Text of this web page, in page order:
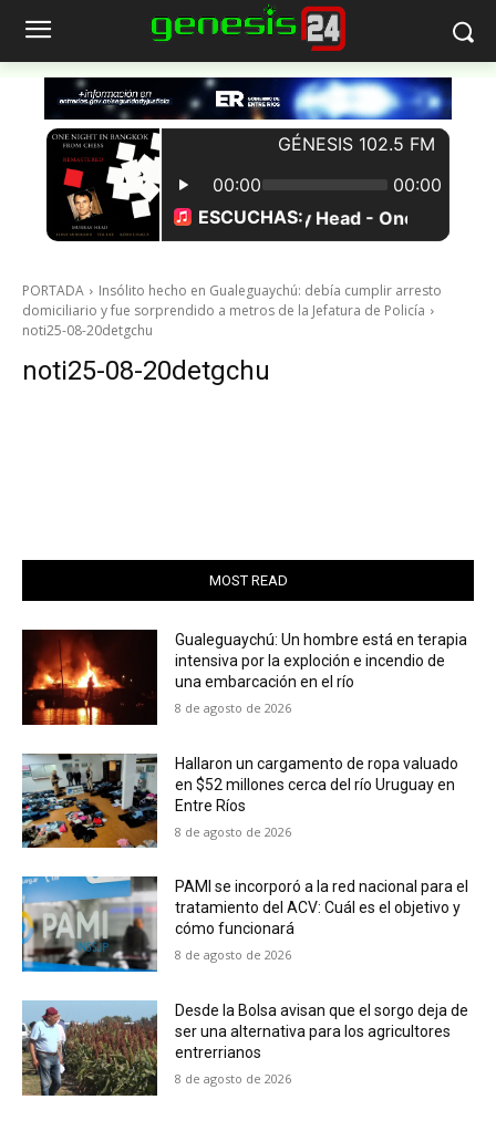
PORTADA
Insólito hecho en Gualeguaychú: debía cumplir arresto
domiciliario y fue sorprendido a metros de la Jefatura de Policía
noti25-08-20detgchu
noti25-08-20detgchu
MOST READ
Gualeguaychú: Un hombre está en terapia
intensiva por la exploción e incendio de
una embarcación en el río
8 de agosto de 2026
Hallaron un cargamento de ropa valuado
en $52 millones cerca del río Uruguay en
Entre Ríos
8 de agosto de 2026
PAMI se incorporó a la red nacional para el
tratamiento del ACV: Cuál es el objetivo y
cómo funcionará
8 de agosto de 2026
Desde la Bolsa avisan que el sorgo deja de
ser una alternativa para los agricultores
entrerrianos
8 de agosto de 2026